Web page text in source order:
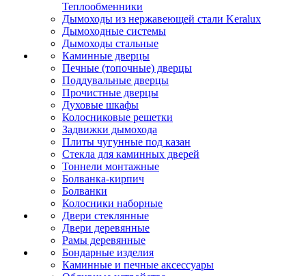
Теплообменники
Дымоходы из нержавеющей стали Keralux
Дымоходные системы
Дымоходы стальные
Каминные дверцы
Печные (топочные) дверцы
Поддувальные дверцы
Прочистные дверцы
Духовые шкафы
Колосниковые решетки
Задвижки дымохода
Плиты чугунные под казан
Стекла для каминных дверей
Тоннели монтажные
Болванка-кирпич
Болванки
Колосники наборные
Двери стеклянные
Двери деревянные
Рамы деревянные
Бондарные изделия
Каминные и печные аксессуары